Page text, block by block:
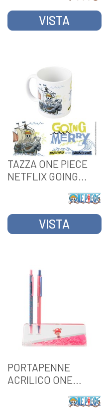
VISTA
TAZZA ONE PIECE
NETFLIX GOING
VISTA
PORTAPENNE
ACRILICO ONE